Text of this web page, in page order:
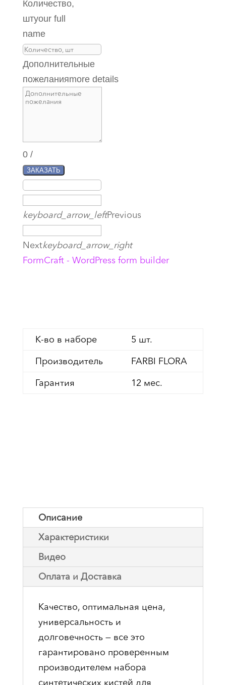
Количество,
штyour full
name
Дополнительные
пожеланияmore details
0/
ЗАКАЗАТЬ
keyboard_arrow_leftPrevious
Nextkeyboard_arrow_right
FormCraft - WordPress form builder
К-во в наборе
5 шт.
Производитель
FARBI FLORA
Гарантия
12 мес.
Описание
Характеристики
Видео
Оплата и Доставка
Качество, оптимальная цена,
универсальность и
долговечность — все это
гарантировано проверенным
производителем набора
синтетических кистей для